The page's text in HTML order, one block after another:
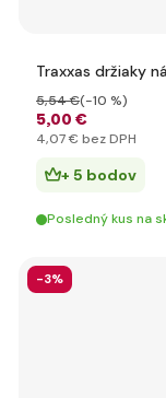
Traxxas držiaky
5,00 €
5,54 €(-10 %)
4,07 € bez DPH
+ 5 bodov
Posledný kus na
-3%